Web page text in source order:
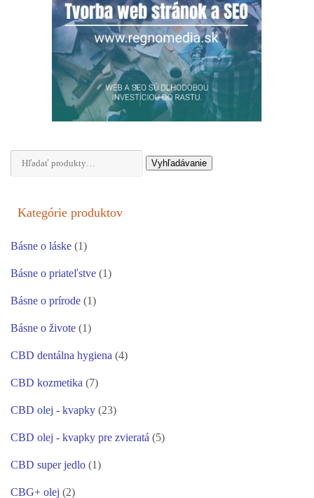
Hľadať: Vyhľadávanie
Kategórie produktov
Básne o láske (1)
Básne o priateľstve (1)
Básne o prírode (1)
Básne o živote (1)
CBD dentálna hygiena (4)
CBD kozmetika (7)
CBD olej - kvapky (23)
CBD olej - kvapky pre zvieratá (5)
CBD super jedlo (1)
CBG+ olej (2)